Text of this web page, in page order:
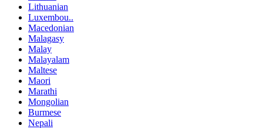
Lithuanian
Luxembou..
Macedonian
Malagasy
Malay
Malayalam
Maltese
Maori
Marathi
Mongolian
Burmese
Nepali